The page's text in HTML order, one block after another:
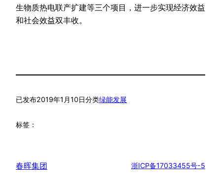
生物质热电联产扩建等三个项目，进一步实现经济效益
和社会效益双丰收。
已发布2019年1月10日分类绿能发展
标签：
春晖集团 浙ICP备17033455号-5